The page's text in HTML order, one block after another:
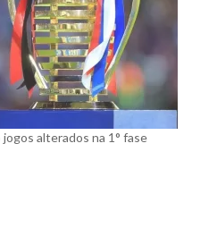
alterados na 1° fase